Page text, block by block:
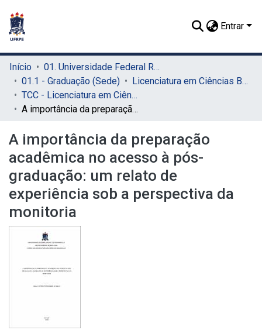
Entrar
Início
01. Universidade Federal Rural de Pernambuco - UFRPE (Sede)
01.1 - Graduação (Sede)
Licenciatura em Ciências Biológicas (Sede)
TCC - Licenciatura em Ciências Biológicas (Sede)
A importância da preparação acadêmica no acesso à pós-graduação: um relato de experiência sob a perspectiva da monitoria
A importância da preparação
acadêmica no acesso à pós-
graduação: um relato de
experiência sob a perspectiva da
monitoria